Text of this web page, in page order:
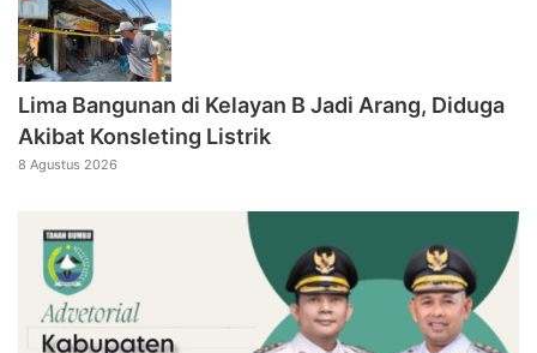
Lima Bangunan di Kelayan B Jadi Arang, Diduga
Akibat Konsleting Listrik
8 Agustus 2026